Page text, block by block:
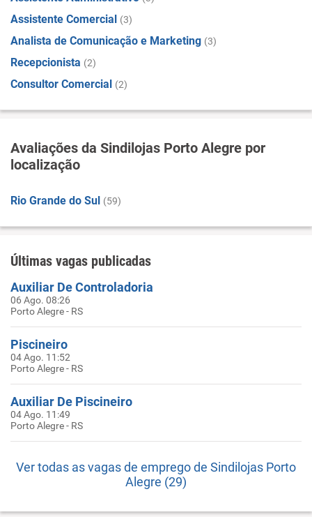
Assistente Comercial (3)
Analista de Comunicação e Marketing (3)
Recepcionista (2)
Consultor Comercial (2)
Avaliações da Sindilojas Porto Alegre por
localização
Rio Grande do Sul (59)
Últimas vagas publicadas
Auxiliar De Controladoria
06 Ago. 08:26
Porto Alegre - RS
Piscineiro
04 Ago. 11:52
Porto Alegre - RS
Auxiliar De Piscineiro
04 Ago. 11:49
Porto Alegre - RS
Ver todas as vagas de emprego de Sindilojas Porto
Alegre (29)